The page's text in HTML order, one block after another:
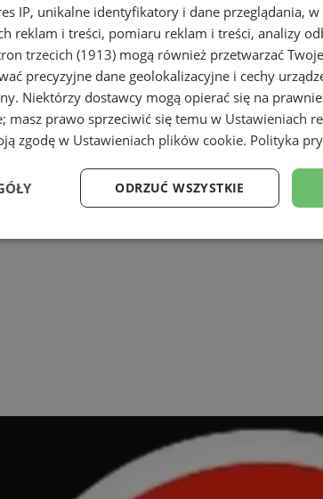
IP, unikalne identyfikatory i dane przeglądania,
reklam i treści, pomiaru reklam i treści, analizy
trzecich (1913) mogą również przetwarzać
precyzyjne dane geolokalizacyjne i cechy
Niektórzy dostawcy mogą opierać się na
masz prawo sprzeciwić się temu w Ustawieniach
zgodę w Ustawieniach plików cookie. Polityka
ODRZUĆ WSZYSTKIE
Wydajność Targetowanie
niezbędnych plików cookie nie można prawidłowo korzystać ze
Okres
przechowywania
rudaslaska.com.pl 1 rok
Ten plik cookie